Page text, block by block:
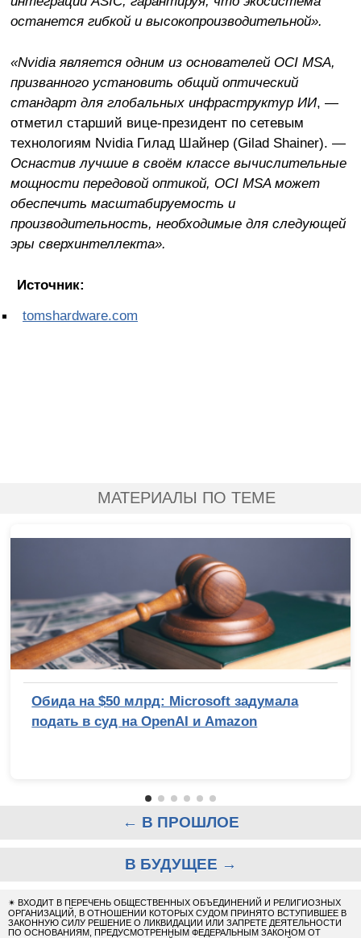
останется гибкой и высокопроизводительной».
«Nvidia является одним из основателей OCI MSA,
призванного установить общий оптический
стандарт для глобальных инфраструктур ИИ, —
отметил старший вице-президент по сетевым
технологиям Nvidia Гилад Шайнер (Gilad Shainer). —
Оснастив лучшие в своём классе вычислительные
мощности передовой оптикой, OCI MSA может
обеспечить масштабируемость и
производительность, необходимые для следующей
эры сверхинтеллекта».
Источник:
tomshardware.com
МАТЕРИАЛЫ ПО ТЕМЕ
Обида на $50 млрд: Microsoft задумала
подать в суд на OpenAI и Amazon
← В ПРОШЛОЕ
В БУДУЩЕЕ →
✴ ВХОДИТ В ПЕРЕЧЕНЬ ОБЩЕСТВЕННЫХ ОБЪЕДИНЕНИЙ И РЕЛИГИОЗНЫХ
ОРГАНИЗАЦИЙ, В ОТНОШЕНИИ КОТОРЫХ СУДОМ ПРИНЯТО ВСТУПИВШЕЕ В
ЗАКОННУЮ СИЛУ РЕШЕНИЕ О ЛИКВИДАЦИИ ИЛИ ЗАПРЕТЕ ДЕЯТЕЛЬНОСТИ
ПО ОСНОВАНИЯМ, ПРЕДУСМОТРЕННЫМ ФЕДЕРАЛЬНЫМ ЗАКОНОМ ОТ